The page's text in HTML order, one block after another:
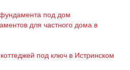
под дом
для частного дома в
под ключ в Истринском